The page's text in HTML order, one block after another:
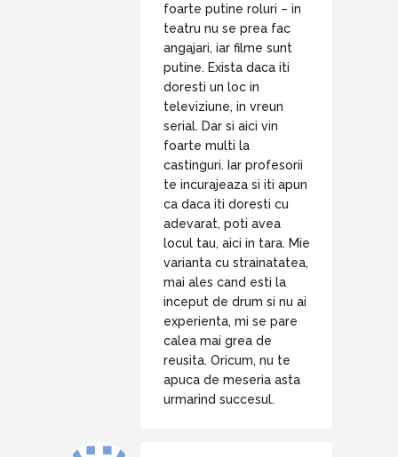
foarte putine roluri – in
teatru nu se prea fac
angajari, iar filme sunt
putine. Exista daca iti
doresti un loc in
televiziune, in vreun
serial. Dar si aici vin
foarte multi la
castinguri. Iar profesorii
te incurajeaza si iti apun
ca daca iti doresti cu
adevarat, poti avea
locul tau, aici in tara. Mie
varianta cu strainatatea,
mai ales cand esti la
inceput de drum si nu ai
experienta, mi se pare
calea mai grea de
reusita. Oricum, nu te
apuca de meseria asta
urmarind succesul.